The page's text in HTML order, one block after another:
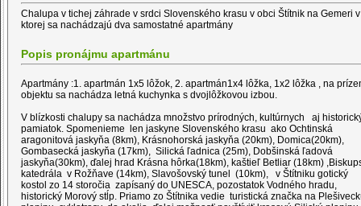
Chalupa v tichej záhrade v srdci Slovenského krasu v obci Štítnik na Gemeri v
ktorej sa nachádzajú dva samostatné apartmány
Popis pronájmu apartmánu
Apartmány :1. apartmán 1x5 lôžok, 2. apartmán1x4 lôžka, 1x2 lôžka , na
objektu sa nachádza letná kuchynka s dvojlôžkovou izbou.
V blízkosti chalupy sa nachádza množstvo prírodných, kultúrnych aj
pamiatok. Spomenieme len jaskyne Slovenského krasu ako Ochtinská
aragonitová jaskyňa (8km), Krásnohorská jaskyňa (20km), Domica(20km),
Gombasecká jaskyňa (17km), Silická ľadnica (25m), Dobšinská ľadová
jaskyňa(30km), ďalej hrad Krásna hôrka(18km), kaštieľ Betliar (18km)
katedrála v Rožňave (14km), Slavošovský tunel (10km), v Štítniku gotický
kostol zo 14 storočia zapísaný do UNESCA, pozostatok Vodného hradu,
historický Morový stĺp. Priamo zo Štítnika vedie turistická značka na